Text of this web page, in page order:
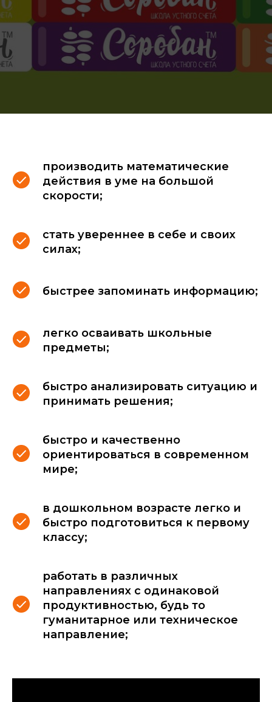
производить математические
действия в уме на большой
скорости;
стать увереннее в себе и своих
силах;
быстрее запоминать информацию;
легко осваивать школьные
предметы;
быстро анализировать ситуацию и
принимать решения;
быстро и качественно
ориентироваться в современном
мире;
в дошкольном возрасте легко и
быстро подготовиться к первому
классу;
работать в различных
направлениях с одинаковой
продуктивностью, будь то
гуманитарное или техническое
направление;